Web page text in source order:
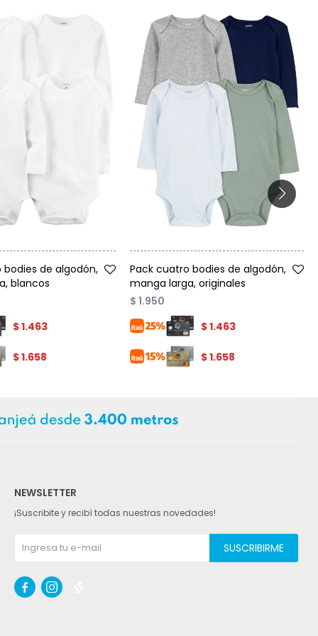
bodies de algodón,
blancos
$1.463
$1.658
Pack cuatro bodies de algodón,
manga larga, originales
$ 1.950
$1.463
$1.658
NEWSLETTER
¡Suscribite y recibí todas nuestras novedades!
SUSCRIBIRME
 